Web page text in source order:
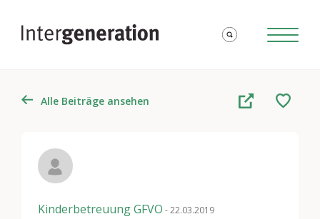
Alle Beiträge ansehen
Kinderbetreuung GFVO - 22.03.2019